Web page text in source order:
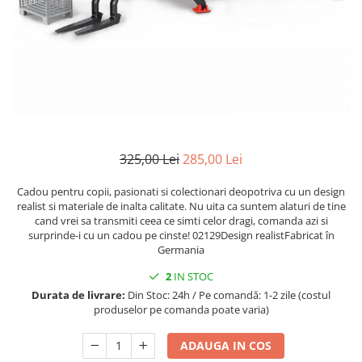
1.5.2. Cuzineti si accesorii
1.5.5. Pistoane & camasi piston
1.5.6. Răcire
1.5.7. Filtre
1.5.9. Chiulasa si supape
1.5.10. Distributie si accesorii
325,00 Lei285,00 Lei
Cadou pentru copii, pasionati si colectionari deopotriva cu un design
realist si materiale de inalta calitate. Nu uita ca suntem alaturi de tine
cand vrei sa transmiti ceea ce simti celor dragi, comanda azi si
surprinde-i cu un cadou pe cinste! 02129Design realistFabricat în
Germania
2 IN STOC
Durata de livrare: Din Stoc: 24h / Pe comandă: 1-2 zile (costul
produselor pe comanda poate varia)
ADAUGA IN COS